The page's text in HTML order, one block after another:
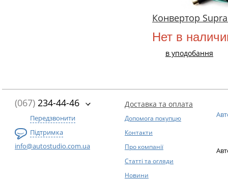
Конвертор
Нет в
в уподобання
(067) 234-44-46
Передзвонити
Підтримка
info@autostudio.com.ua
Доставка та оплата
Допомога покупцю
Контакти
Про компанії
Статті та огляди
Новини